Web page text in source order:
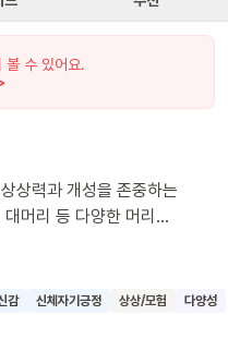
볼 수 있어요.
상력과 개성을 존중하는
용사들이 각자의 특기를
에 없는 특별한 스타일로
감 신체자기긍정 상상/모험 다양성